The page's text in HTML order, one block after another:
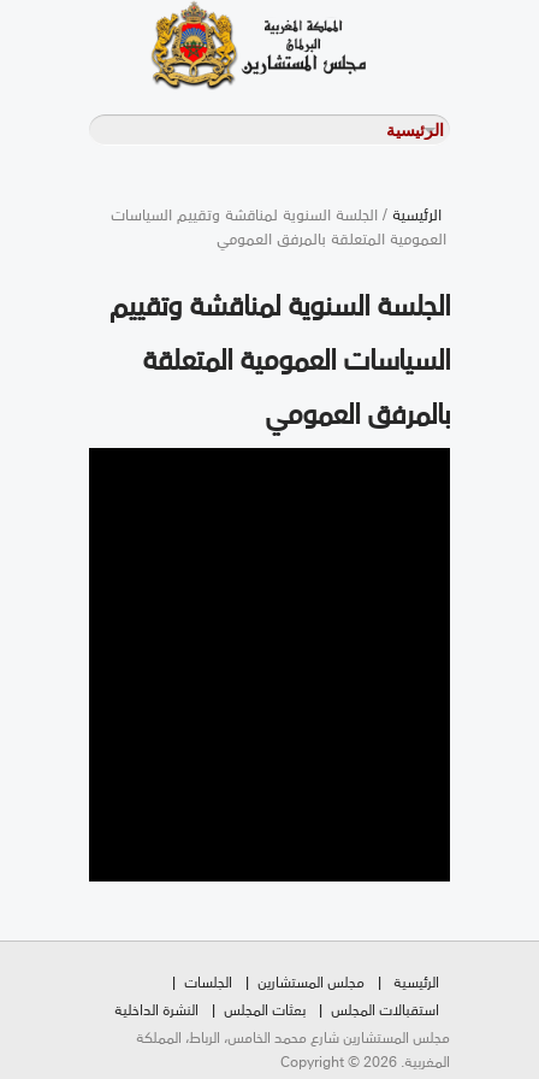
الرئيسية/ الجلسة السنوية لمناقشة وتقييم السياسات
العمومية المتعلقة بالمرفق العمومي
الجلسة السنوية لمناقشة وتقييم
السياسات العمومية المتعلقة
بالمرفق العمومي
الرئيسية مجلس المستشارين
الجلسات
استقبالات المجلس
بعثات المجلس
النشرة الداخلية
مجلس المستشارين شارع محمد الخامس، الرباط، المملكة
المغربية. Copyright © 2026